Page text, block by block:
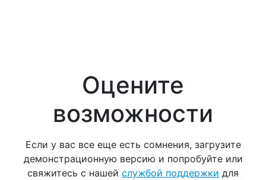
Оцените
возможности
Если у вас все еще есть сомнения, загрузите
демонстрационную версию и попробуйте или
свяжитесь с нашей службой поддержки для